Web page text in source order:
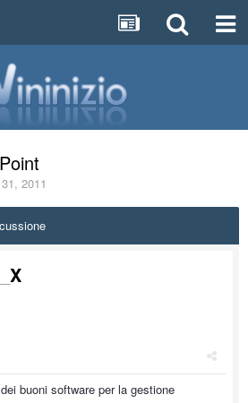
2011
buoni software per la gestione